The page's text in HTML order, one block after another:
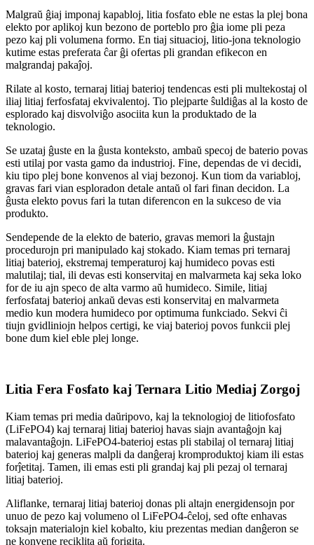
Malgraŭ ĝiaj imponaj kapabloj, litia fosfato eble ne estas la plej bona
elekto por aplikoj kun bezono de porteblo pro ĝia iome pli peza
pezo kaj pli volumena formo. En tiaj situacioj, litio-jona teknologio
kutime estas preferata ĉar ĝi ofertas pli grandan efikecon en
malgrandaj pakaĵoj.
Rilate al kosto, ternaraj litiaj baterioj tendencas esti pli multekostaj ol
iliaj litiaj ferfosfataj ekvivalentoj. Tio plejparte ŝuldiĝas al la kosto de
esplorado kaj disvolviĝo asociita kun la produktado de la
teknologio.
Se uzataj ĝuste en la ĝusta konteksto, ambaŭ specoj de baterio povas
esti utilaj por vasta gamo da industrioj. Fine, dependas de vi decidi,
kiu tipo plej bone konvenos al viaj bezonoj. Kun tiom da variabloj,
gravas fari vian esploradon detale antaŭ ol fari finan decidon. La
ĝusta elekto povus fari la tutan diferencon en la sukceso de via
produkto.
Sendepende de la elekto de baterio, gravas memori la ĝustajn
procedurojn pri manipulado kaj stokado. Kiam temas pri ternaraj
litiaj baterioj, ekstremaj temperaturoj kaj humideco povas esti
malutilaj; tial, ili devas esti konservitaj en malvarmeta kaj seka loko
for de iu ajn speco de alta varmo aŭ humideco. Simile, litiaj
ferfosfataj baterioj ankaŭ devas esti konservitaj en malvarmeta
medio kun modera humideco por optimuma funkciado. Sekvi ĉi
tiujn gvidliniojn helpos certigi, ke viaj baterioj povos funkcii plej
bone dum kiel eble plej longe.
Litia Fera Fosfato kaj Ternara Litio Mediaj Zorgoj
Kiam temas pri media daŭripovo, kaj la teknologioj de litiofosfato
(LiFePO4) kaj ternaraj litiaj baterioj havas siajn avantaĝojn kaj
malavantaĝojn. LiFePO4-baterioj estas pli stabilaj ol ternaraj litiaj
baterioj kaj generas malpli da danĝeraj kromproduktoj kiam ili estas
forĵetitaj. Tamen, ili emas esti pli grandaj kaj pli pezaj ol ternaraj
litiaj baterioj.
Aliflanke, ternaraj litiaj baterioj donas pli altajn energidensojn por
unuo de pezo kaj volumeno ol LiFePO4-ĉeloj, sed ofte enhavas
toksajn materialojn kiel kobalto, kiu prezentas median danĝeron se
ne konvene reciklita aŭ forigita.